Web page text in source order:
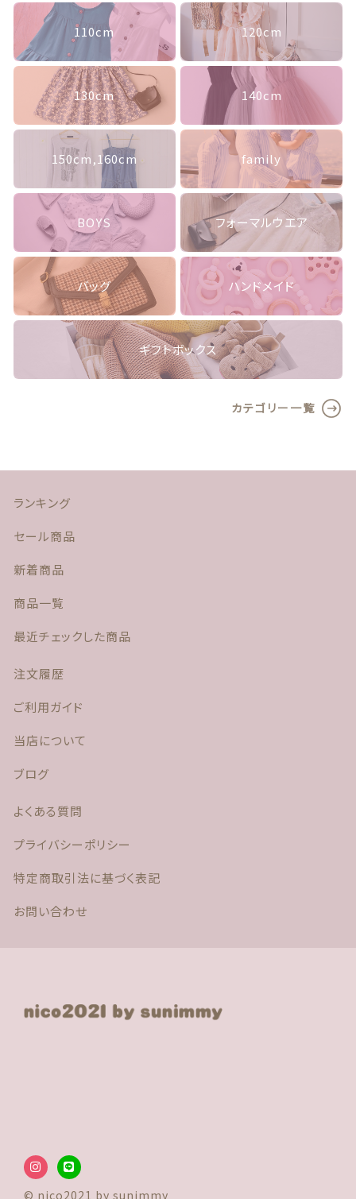
110cm 120cm
130cm 140cm
150cm,160cm family
BOYS フォーマルウエア
バッグ ハンドメイド
ギフトボックス
カテゴリー一覧
ランキング
セール商品
新着商品
商品一覧
最近チェックした商品
注文履歴
ご利用ガイド
当店について
ブログ
よくある質問
プライバシーポリシー
特定商取引法に基づく表記
お問い合わせ
© nico2021 by sunimmy
ご利用ガイド
当店について
ブログ
よくある質問
プライバシーポリシー
特定商取引法に基づく表記
お問い合わせ